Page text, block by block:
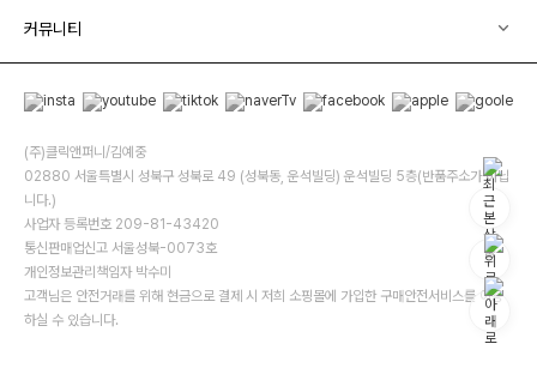
커뮤니티
(주)클릭앤퍼니/김예중
02880 서울특별시 성북구 성북로 49 (성북동, 운석빌딩) 운석빌딩 5층(반품주소가 아닙
니다.)
사업자 등록번호 209-81-43420
통신판매업신고 서울성북-0073호
개인정보관리책임자 박수미
고객님은 안전거래를 위해 현금으로 결제 시 저희 소핑몰에 가입한 구매안전서비스를 이용
하실 수 있습니다.